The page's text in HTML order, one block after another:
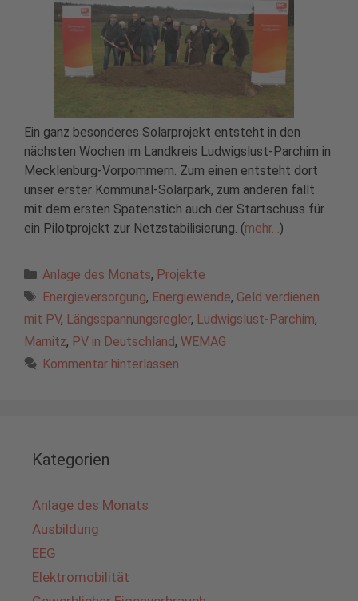
Ein ganz besonderes Solarprojekt entsteht in den
nächsten Wochen im Landkreis Ludwigslust-Parchim in
Mecklenburg-Vorpommern. Zum einen entsteht dort
unser erster Kommunal-Solarpark, zum anderen fällt
mit dem ersten Spatenstich auch der Startschuss für
ein Pilotprojekt zur Netzstabilisierung. (mehr…)
Kategorien
Anlage des Monats, Projekte
Schlagwörter
Energieversorgung, Energiewende, Geld verdienen
mit PV, Längsspannungsregler, Ludwigslust-Parchim,
Marnitz, PV in Deutschland, WEMAG
Kommentar hinterlassen
Kategorien
Anlage des Monats
Ausbildung
EEG
Elektromobilität